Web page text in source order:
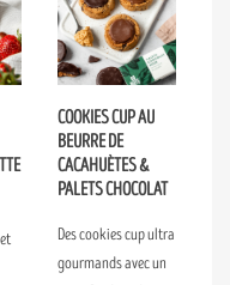
COOKIES CUP AU
BEURRE DE
CACAHUÈTES &
PALETS CHOCOLAT
Des cookies cup ultra
gourmands avec un